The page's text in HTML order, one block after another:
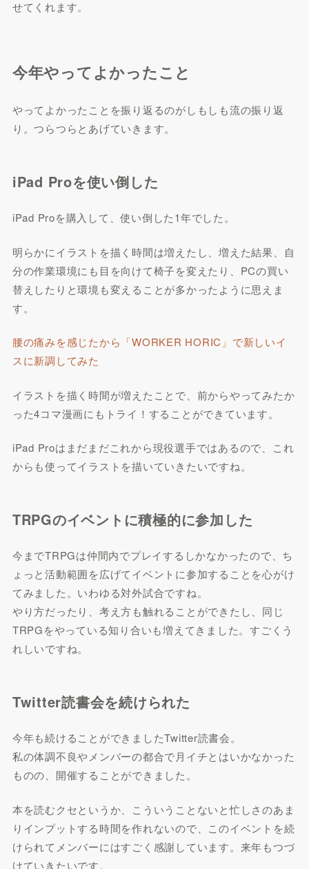
せてくれます。
今年やってよかったこと
やってよかったことを振り返るのがしもしも流の振り返
り。つらつらとあげていきます。
iPad Proを使い倒した
iPad Proを購入して、使い倒した1年でした。
明らかにイラストを描く時間は増えたし、増えた結果、自
分の作業環境にも目を向けて椅子を変えたり、PCの買い
替えしたりと環境も変えることが多かったように思えま
す。
腰の痛みを感じたから「WORKER HORIC」で新しいイ
スに新調してみた
イラストを描く時間が増えたことで、前からやってみたか
った4コマ漫画にもトライ！することができています。
iPad Proはまだまだこれから現役選手ではあるので、これ
からも使ってイラストを描いていきたいですね。
TRPGのイベントに積極的に参加した
今までTRPGは仲間内でプレイするしかなかったので、ち
ょっと活動範囲を広げてイベントに参加することを心がけ
てみました。いわゆる対外試合ですね。
やり方だったり、考え方も触れることができたし、同じ
TRPGをやっている知り合いも増えてきました。すごくう
れしいですね。
Twitter読書会を続けられた
今年も続けることができましたTwitter読書会。
私の体調不良やメンバーの都合で月イチとはいかなかった
ものの、開催することができました。
本を読むクセというか、こういうことないと忙しさのあま
りインプットする時間を作れないので、このイベントを続
けられてメンバーにはすごく感謝しています。来年もつづ
けていきたいです。